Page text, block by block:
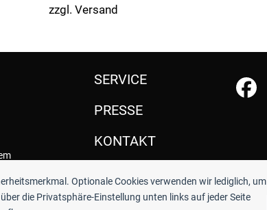
Optionale Cookies verwenden wir lediglich, um
die Privatsphäre-Einstellung unten links auf jeder Seite
zzgl. Versand
SERVICE
PRESSE
KONTAKT